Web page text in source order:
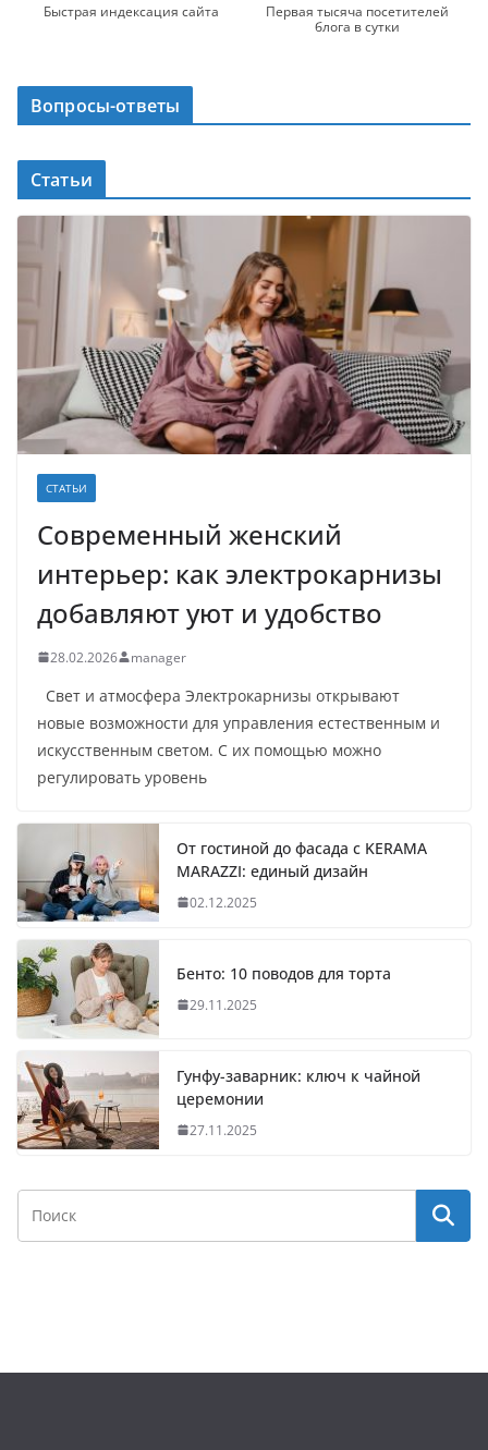
Быстрая индексация сайта
Первая тысяча посетителей
блога в сутки
Вопросы-ответы
Статьи
СТАТЬИ
Современный женский
интерьер: как электрокарнизы
добавляют уют и удобство
28.02.2026 manager
Свет и атмосфера Электрокарнизы открывают
новые возможности для управления естественным и
искусственным светом. С их помощью можно
регулировать уровень
От гостиной до фасада с KERAMA
MARAZZI: единый дизайн
02.12.2025
Бенто: 10 поводов для торта
29.11.2025
Гунфу-заварник: ключ к чайной
церемонии
27.11.2025